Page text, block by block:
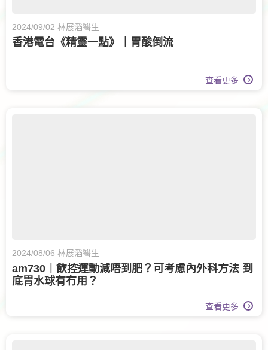
2024/09/02 林展滔醫生
香港電台《精靈一點》｜胃酸倒流
查看更多
2024/08/06 林展滔醫生
am730｜飲控運動減唔到肥？可考慮內外科方法 到
底胃水球有冇用？
查看更多